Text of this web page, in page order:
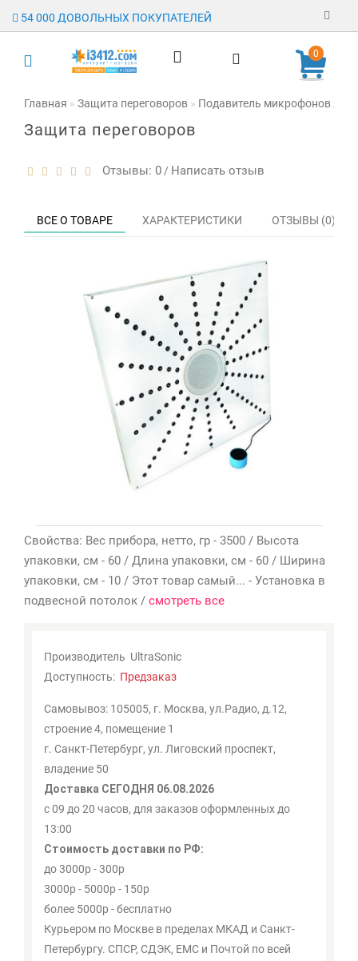
54 000 ДОВОЛЬНЫХ ПОКУПАТЕЛЕЙ
Регистрация
Авторизация
О магазине
Контакты
закладки
0
Главная Защита переговоров Подавитель микрофонов
Защита переговоров
Отзывы: 0 / Написать отзыв
ВСЕ О ТОВАРЕ ХАРАКТЕРИСТИКИ ОТЗЫВЫ (0)
Свойства: Вес прибора, нетто, гр - 3500 / Высота
упаковки, см - 60 / Длина упаковки, см - 60 / Ширина
упаковки, см - 10 / Этот товар самый... - Установка в
подвесной потолок / смотреть все
Производитель UltraSonic
Доступность: Предзаказ
Самовывоз: 105005, г. Москва, ул.Радио, д.12,
строение 4, помещение 1
г. Санкт-Петербург, ул. Лиговский проспект,
владение 50
Доставка СЕГОДНЯ 06.08.2026
с 09 до 20 часов, для заказов оформленных до
13:00
Стоимость доставки по РФ:
до 3000р - 300р
3000р - 5000р - 150р
более 5000р - бесплатно
Курьером по Москве в пределах МКАД и Санкт-
Петербургу. СПСР, СДЭК, ЕМС и Почтой по всей